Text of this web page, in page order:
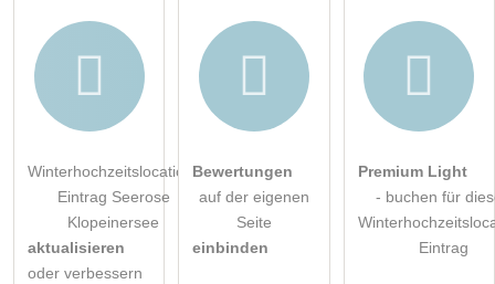
Winterhochzeitslocation-
Eintrag Seerose
Klopeinersee
aktualisieren
oder verbessern
Bewertungen
auf der eigenen
Seite
einbinden
Premium Light
- buchen für
Eintrag